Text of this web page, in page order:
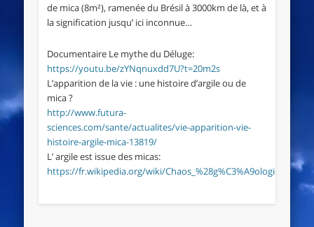
de mica (8m²), ramenée du Brésil à 3000km de là, et à
la signification jusqu’ ici inconnue…
Documentaire Le mythe du Déluge:
https://youtu.be/zYNqnuxdd7U?t=20m2s
L’apparition de la vie : une histoire d’argile ou de
mica ?
http://www.futura-
sciences.com/sante/actualites/vie-apparition-vie-
histoire-argile-mica-13819/
L’ argile est issue des micas:
https://fr.wikipedia.org/wiki/